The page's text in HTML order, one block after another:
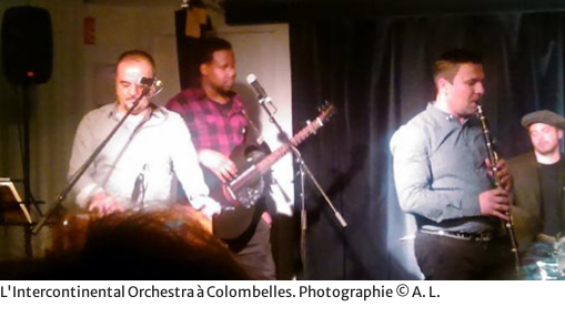
L'Intercontinental Orchestra à Colombelles. Photographie © A. L.